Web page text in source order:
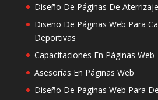
Diseño De Páginas De
Diseño De Páginas Web Para
Deportivas
Capacitaciones En Páginas Web
Asesorías En Páginas Web
Diseño De Páginas Web Para